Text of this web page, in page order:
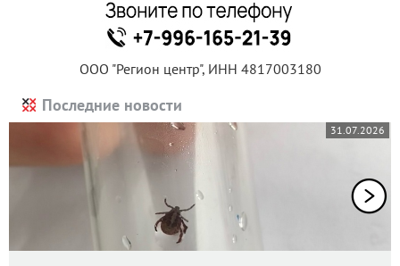
ООО "Регион центр", ИНН 4817003180
Последние новости
31.07.2026